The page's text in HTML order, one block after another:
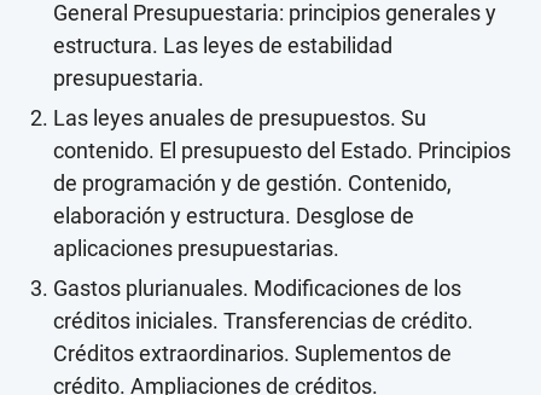
General Presupuestaria: principios generales y
estructura. Las leyes de estabilidad
presupuestaria.
Las leyes anuales de presupuestos. Su
contenido. El presupuesto del Estado. Principios
de programación y de gestión. Contenido,
elaboración y estructura. Desglose de
aplicaciones presupuestarias.
Gastos plurianuales. Modificaciones de los
créditos iniciales. Transferencias de crédito.
Créditos extraordinarios. Suplementos de
crédito. Ampliaciones de créditos.